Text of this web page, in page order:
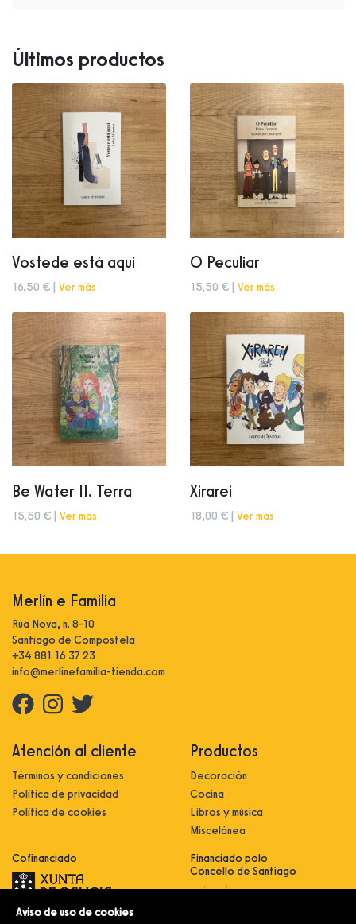
Últimos productos
Vostede está aquí
16,50 € | Ver más
O Peculiar
15,50 € | Ver más
Be Water II. Terra
15,50 € | Ver más
Xirarei
18,00 € | Ver más
Merlín e Familia
Rúa Nova, n. 8-10
Santiago de Compostela
+34 881 16 37 23
info@merlinefamilia-tienda.com
Atención al cliente
Términos y condiciones
Política de privacidad
Política de cookies
Productos
Decoración
Cocina
Libros y música
Miscelánea
Cofinanciado
Innovación, dixitalización e
Financiado polo
Concello de Santiago
Aviso de uso de cookies